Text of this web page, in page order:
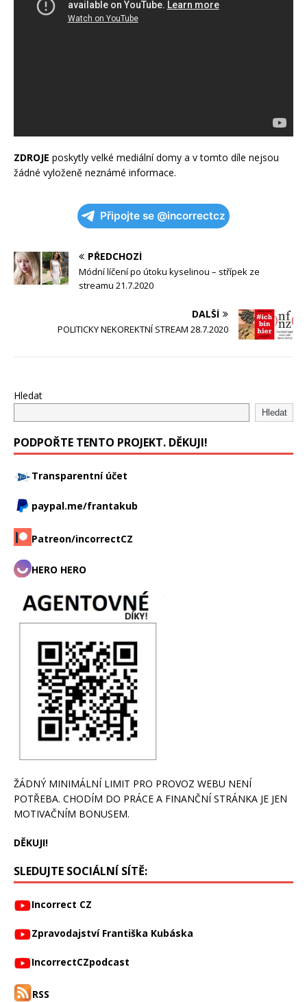
ZDROJE poskytly velké mediální domy a v tomto díle nejsou
žádné vyloženě neznámé informace.
Připojte se @incorrectcz
PŘEDCHOZÍ
Módní líčení po útoku kyselinou – střípek ze
streamu 21.7.2020
DALŠÍ
POLITICKY NEKOREKTNÍ STREAM 28.7.2020
Hledat
Hledat
PODPOŘTE TENTO PROJEKT. DĚKUJI!
Transparentní účet
paypal.me/frantakub
Patreon/incorrectCZ
HERO HERO
ŽÁDNÝ MINIMÁLNÍ LIMIT PRO PROVOZ WEBU NENÍ
POTŘEBA. CHODÍM DO PRÁCE A FINANČNÍ STRÁNKA JE JEN
MOTIVAČNÍM BONUSEM.
DĚKUJI!
SLEDUJTE SOCIÁLNÍ SÍTĚ:
Incorrect CZ
Zpravodajství Františka Kubáska
IncorrectCZpodcast
RSS